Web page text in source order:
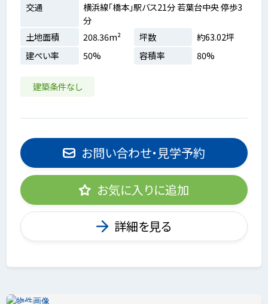
交通
横浜線「橋本」駅バス21分 若葉台中央 停歩3
分
土地面積
208.36m² 坪数
約63.02坪
建ぺい率
50% 容積率 80%
建築条件なし
お問い合わせ・見学予約
お気に入りに追加
詳細を見る